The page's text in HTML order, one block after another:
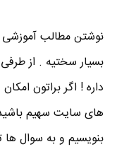
نوشتن مطالب آموزشی
بسیار سختیه . از
داره ! اگر براتون
های سایت سهیم باشید
بنویسیم و به سوال